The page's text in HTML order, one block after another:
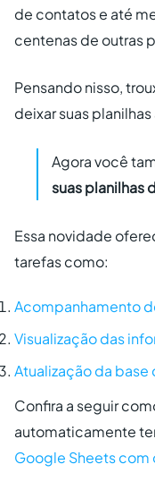
de contatos e até
centenas de outras
Pensando nisso,
deixar suas
Agora você
suas planilhas
Essa novidade
tarefas como:
Acompanhamento
Visualização das
Atualização da
Confira a seguir
automaticamente
Google Sheets com